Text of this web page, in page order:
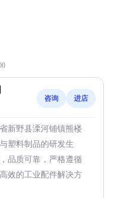
咨询 进店
新野县溧河铺镇熊楼
塑料制品的研发生
品质可靠，严格遵循
效的工业配件解决方